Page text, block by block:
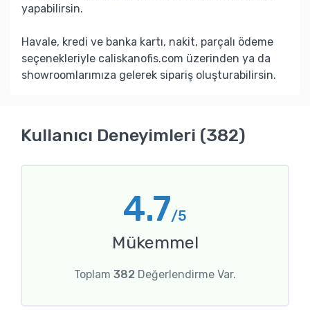
yapabilirsin.
Havale, kredi ve banka kartı, nakit, parçalı ödeme
seçenekleriyle caliskanofis.com üzerinden ya da
showroomlarımıza gelerek sipariş oluşturabilirsin.
Kullanıcı Deneyimleri (382)
4.7/5
Mükemmel
Toplam 382 Değerlendirme Var.